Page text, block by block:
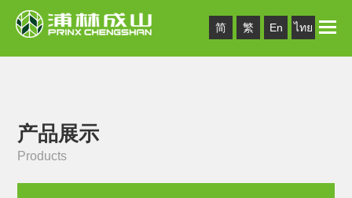
简 繁 En ไทย Toggle
产品展示
Products